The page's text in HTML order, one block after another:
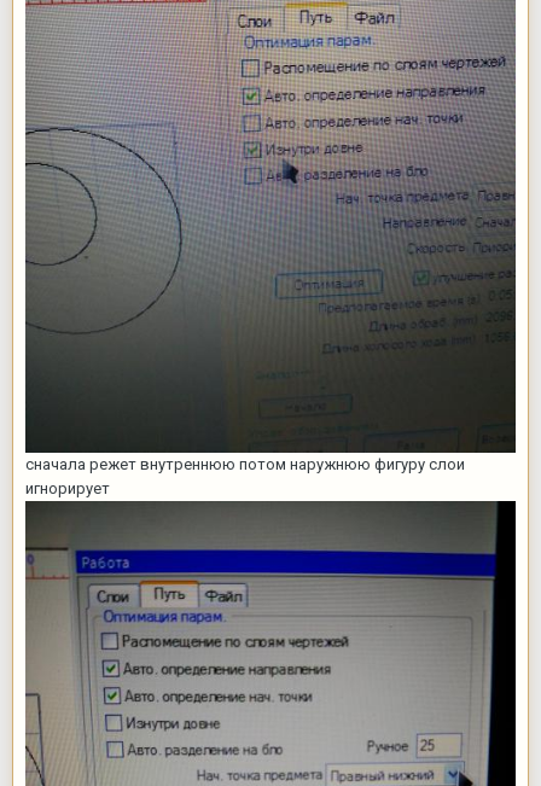
сначала режет внутреннюю потом наружнюю фигуру слои
игнорирует